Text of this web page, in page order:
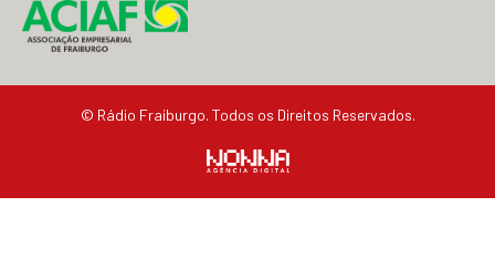
© Rádio Fraiburgo. Todos os Direitos Reservados.